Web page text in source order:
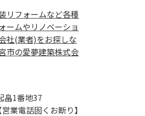
畠1番地37
業電話固くお断り】